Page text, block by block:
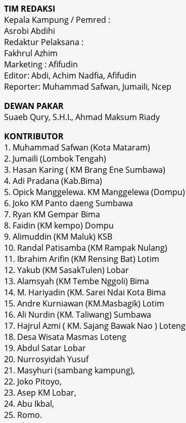
TIM REDAKSI
Kepala Kampung / Pemred :
Asrobi Abdihi
Redaktur Pelaksana :
Fakhrul Azhim
Marketing : Afifudin
Editor: Abdi, Achim Nadfia, Afifudin
Reporter: Muhammad Safwan, Jumaili, Ncep
DEWAN PAKAR
Suaeb Qury, S.H.I., Ahmad Maksum Riady
KONTRIBUTOR
1. Muhammad Safwan (Kota Mataram)
2. Jumaili (Lombok Tengah)
3. Hasan Karing ( KM Brang Ene Sumbawa)
4. Adi Pradana (Kab.Bima)
5. Opick Manggelewa. KM Manggelewa (Dompu)
6. Joko KM Panto daeng Sumbawa
7. Ryan KM Gempar Bima
8. Faidin (KM kempo) Dompu
9. Alimuddin (KM Maluk) KSB
10. Randal Patisamba (KM Rampak Nulang)
11. Ibrahim Arifin (KM Rensing Bat) Lotim
12. Yakub (KM SasakTulen) Lobar
13. Alamsyah (KM Tembe Nggoli) Bima
14. M. Hariyadin (KM. Sarei Ndai Kota Bima
15. Andre Kurniawan (KM.Masbagik) Lotim
16. Ali Nurdin (KM. Taliwang) Sumbawa
17. Hajrul Azmi ( KM. Sajang Bawak Nao ) Loteng
18. Desa Wisata Masmas Loteng
19. Abdul Satar Lobar
20. Nurrosyidah Yusuf
21. Masyhuri (sambang kampung),
22. Joko Pitoyo,
23. Asep KM Lobar,
24. Abu Ikbal,
25. Romo.